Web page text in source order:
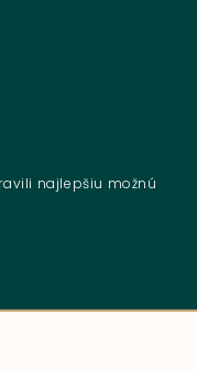
najlepšiu možnú